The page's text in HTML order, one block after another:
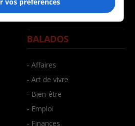
- Joué récemment
BALADOS
- Affaires
- Art de vivre
- Bien-être
- Emploi
- Finances